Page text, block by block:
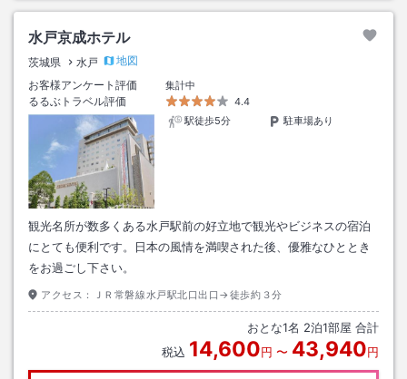
水戸京成ホテル
茨城県 水戸
地図
お客様アンケート評価
集計中
るるぶトラベル評価
4.4
駅徒歩5分
駐車場あり
観光名所が数多くある水戸駅前の好立地で観光やビジネスの宿泊
にとても便利です。日本の風情を満喫された後、優雅なひととき
をお過ごし下さい。
アクセス： ＪＲ常磐線水戸駅北口出口→徒歩約３分
おとな1名 2泊1部屋 合計
税込 14,600円 〜 43,940円